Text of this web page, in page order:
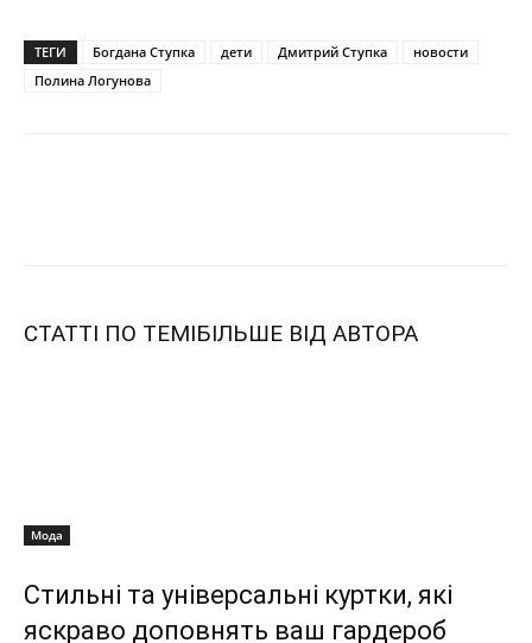
ТЕГИ Богдана Ступка дети Дмитрий Ступка
новости
Полина Логунова
СТАТТІ ПО ТЕМІБІЛЬШЕ ВІД АВТОРА
Мода
Стильні та універсальні куртки, які
яскраво доповнять ваш гардероб